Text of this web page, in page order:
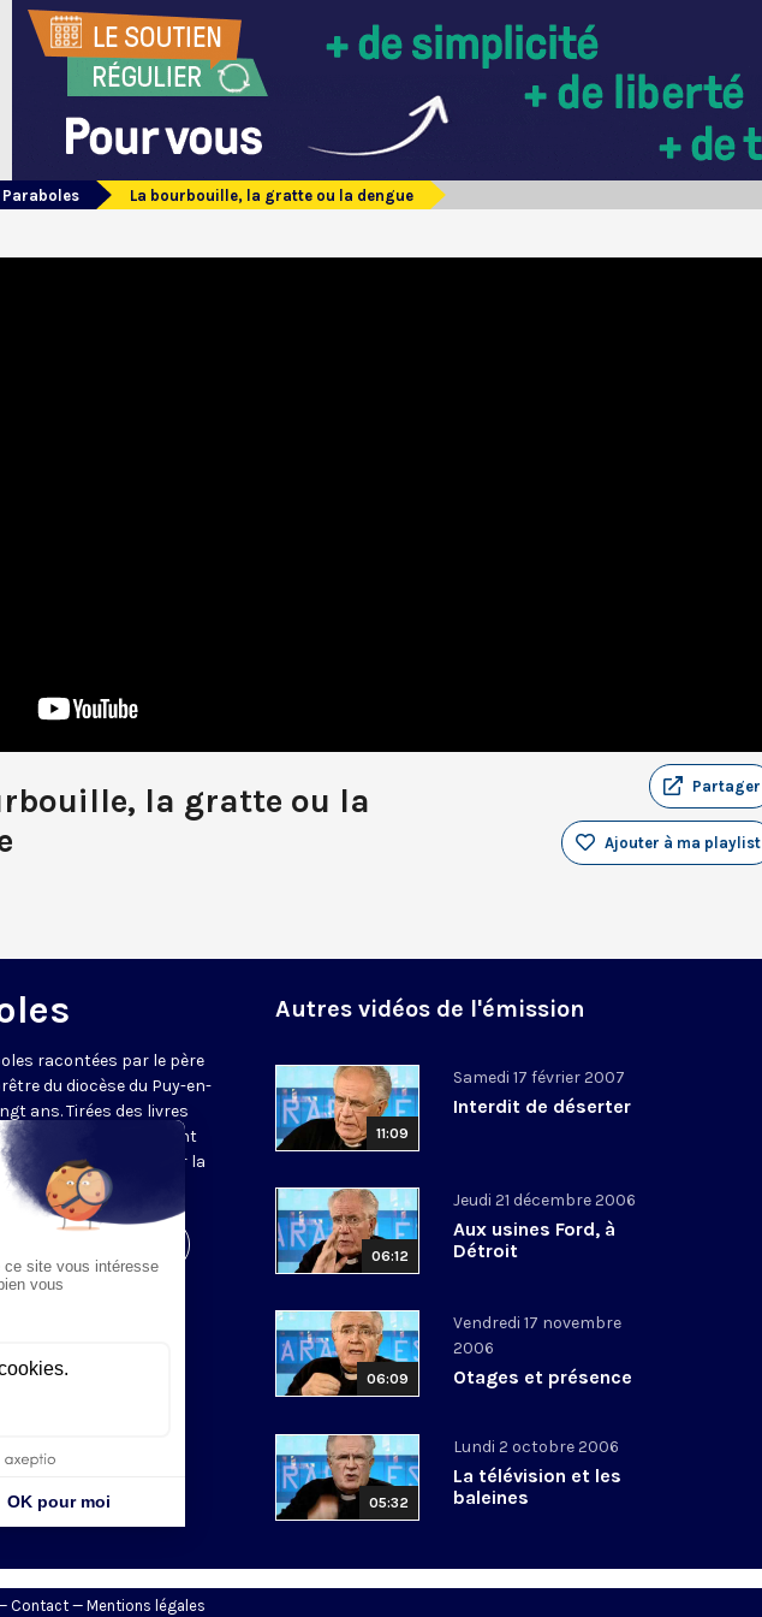
Paraboles La bourbouille, la gratte ou la dengue
la gratte ou la
Partager
Ajouter à ma playlist
racontées par le père
du diocèse du Puy-en-
ans. Tirées des livres
il est l'auteur, elles sont
inspirées pour goûter la
Autres vidéos de l'émission
11:09
Samedi 17 février 2007
Interdit de déserter
06:12
Jeudi 21 décembre 2006
Aux usines Ford, à
Détroit
06:09
Vendredi 17 novembre
2006
Otages et présence
05:32
Lundi 2 octobre 2006
La télévision et les
baleines
Contact — Mentions légales